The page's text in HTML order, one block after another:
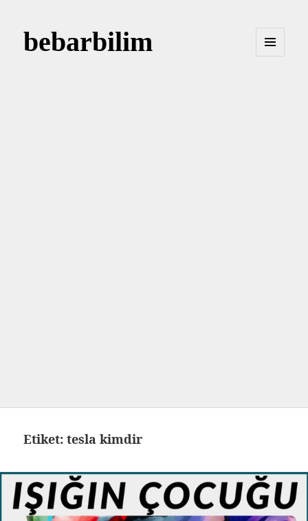
bebarbilim
Etiket:tesla kimdir